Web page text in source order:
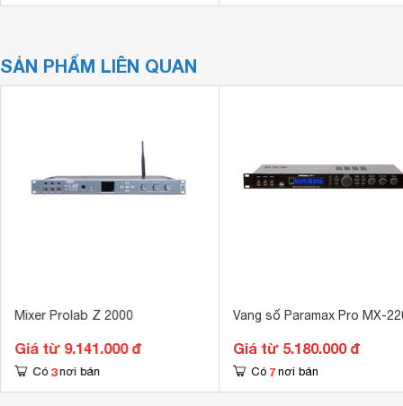
SẢN PHẨM LIÊN QUAN
Mixer Prolab Z 2000
Giá từ 9.141.000 đ
Có 3 nơi bán
Vang số Paramax Pro MX-
Giá từ 5.180.000 đ
Có 7 nơi bán